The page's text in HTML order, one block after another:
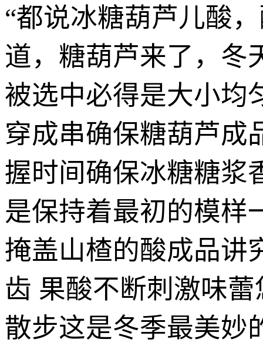
“都说冰糖葫芦儿酸
道，糖葫芦来了，冬
被选中必得是大小均
穿成串确保糖葫芦成
握时间确保冰糖糖浆
是保持着最初的模样
掩盖山楂的酸成品讲
齿 果酸不断刺激味
散步这是冬季最美妙